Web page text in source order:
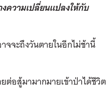
ความเปลี่ยนแปลงให้กับ
จจะถึงวันตายในอีกไม่ช้านี้
อสู้มามากมายเข้าป่าได้ชีวิต